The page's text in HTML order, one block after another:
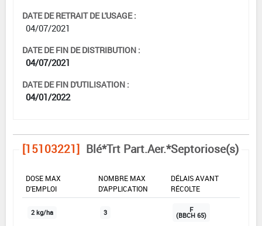
DATE DE RETRAIT DE L'USAGE :
04/07/2021
DATE DE FIN DE DISTRIBUTION :
04/07/2021
DATE DE FIN D'UTILISATION :
04/01/2022
[15103221] Blé*Trt Part.Aer.*Septoriose(s)
DOSE MAX
D'EMPLOI
NOMBRE MAX
D'APPLICATION
DÉLAIS AVANT
RÉCOLTE
2 kg/ha 3 F
(BBCH 65)